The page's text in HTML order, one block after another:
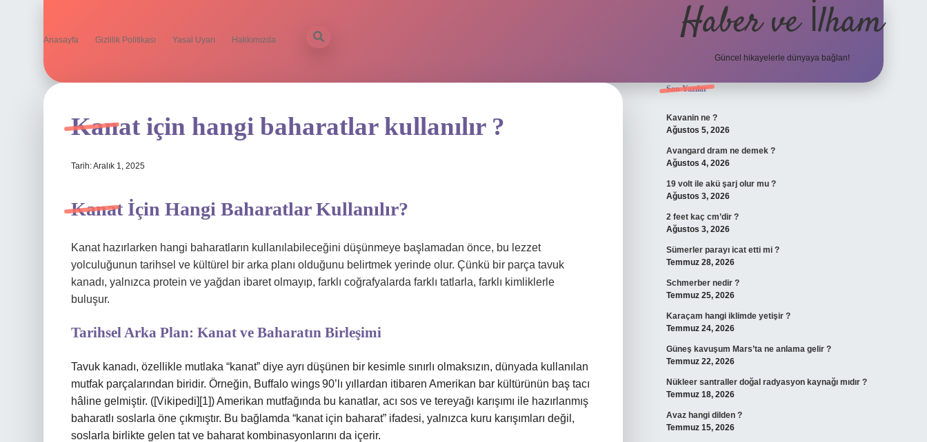
Anasayfa Gizlilik Politikası Yasal Uyarı Hakkımızda Haber ve İlham
Güncel hikayelerle dünyaya bağlan!
Kanat için hangi baharatlar kullanılır ?
Tarih: Aralık 1, 2025
Kanat İçin Hangi Baharatlar Kullanılır?
Kanat hazırlarken hangi baharatların kullanılabileceğini düşünmeye başlamadan önce, bu lezzet
yolculuğunun tarihsel ve kültürel bir arka planı olduğunu belirtmek yerinde olur. Çünkü bir parça tavuk
kanadı, yalnızca protein ve yağdan ibaret olmayıp, farklı coğrafyalarda farklı tatlarla, farklı kimliklerle
buluşur.
Tarihsel Arka Plan: Kanat ve Baharatın Birleşimi
Tavuk kanadı, özellikle mutlaka “kanat” diye ayrı düşünen bir kesimle sınırlı olmaksızın, dünyada kullanılan
mutfak parçalarından biridir. Örneğin, Buffalo wings 90’lı yıllardan itibaren Amerikan bar kültürünün baş tacı
hâline gelmiştir. ([Vikipedi][1]) Amerikan mutfağında bu kanatlar, acı sos ve tereyağı karışımı ile hazırlanmış
baharatlı soslarla öne çıkmıştır. Bu bağlamda “kanat için baharat” ifadesi, yalnızca kuru karışımları değil,
soslarla birlikte gelen tat ve baharat kombinasyonlarını da içerir.
Sidebar
Son Yazılar
Kavanin ne ?
Ağustos 5, 2026
Avangard dram ne demek ?
Ağustos 4, 2026
19 volt ile akü şarj olur mu ?
Ağustos 3, 2026
2 feet kaç cm’dir ?
Ağustos 3, 2026
Sümerler parayı icat etti mi ?
Temmuz 28, 2026
Schmerber nedir ?
Temmuz 25, 2026
Karaçam hangi iklimde yetişir ?
Temmuz 24, 2026
Güneş kavuşum Mars’ta ne anlama gelir ?
Temmuz 22, 2026
Nükleer santraller doğal radyasyon kaynağı mıdır ?
Temmuz 18, 2026
Avaz hangi dilden ?
Temmuz 15, 2026